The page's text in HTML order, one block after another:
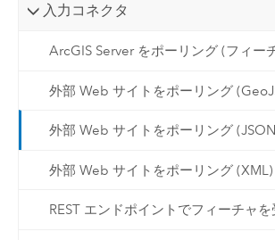
入力コネクタ
ArcGIS Server をポーリング (フィー
外部 Web サイトをポーリング
外部 Web サイトをポーリング
外部 Web サイトをポーリング (XML)
REST エンドポイントでフィーチャを